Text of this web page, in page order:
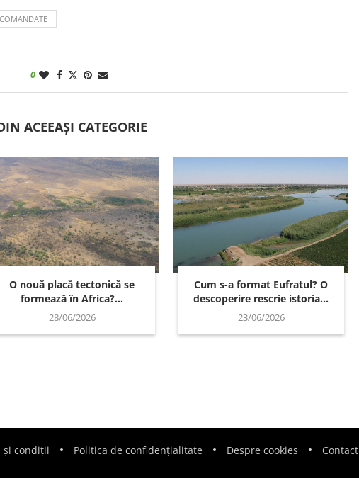
0
ACEEAȘI CATEGORIE
O nouă placă tectonică se
formează în Africa?...
28/06/2026
Cum s-a format Eufratul? O
descoperire rescrie istoria...
23/06/2026
și condiții Politica de confidențialitate Despre cookies Contact